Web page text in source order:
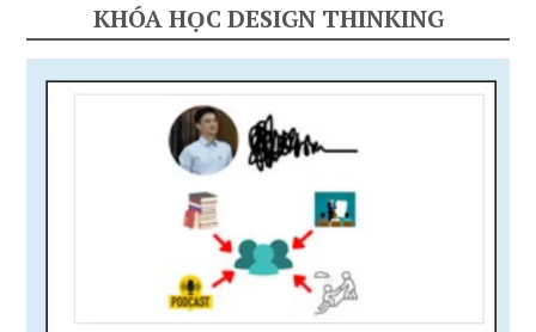
KHÓA HỌC DESIGN THINKING